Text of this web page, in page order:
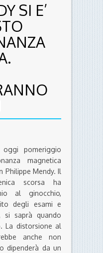
SI E’
pomeriggio
magnetica
Philippe Mendy. Il
scorsa ha
al ginocchio,
degli esami e
si saprà quando
La distorsione al
anche non
dipenderà da un